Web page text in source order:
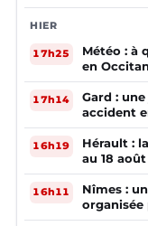
HIER
17h25
Météo : à
en
17h14
Gard :
accident
16h19
Hérault :
au 18 août
16h11
Nîmes :
organisée